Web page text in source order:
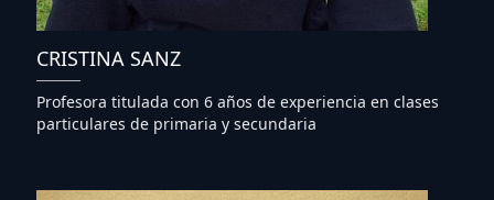
CRISTINA SANZ
Profesora titulada con 6 años de experiencia en clases
particulares de primaria y secundaria